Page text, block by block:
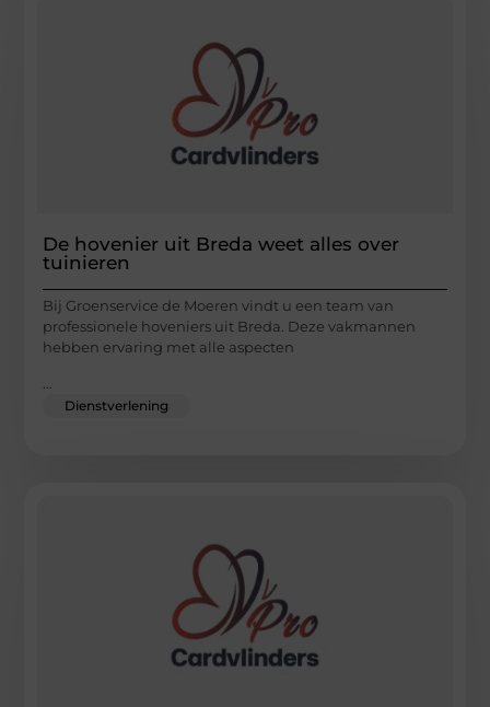
De hovenier uit Breda weet alles over
tuinieren
Bij Groenservice de Moeren vindt u een team van
professionele hoveniers uit Breda. Deze vakmannen
hebben ervaring met alle aspecten
Dienstverlening